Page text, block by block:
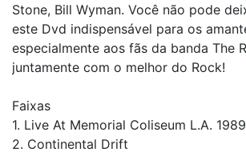
Stone, Bill Wyman. Você não pode
este Dvd indispensável para os
especialmente aos fãs da banda The
juntamente com o melhor do Rock!
Faixas
1. Live At Memorial Coliseum L.A. 1989
2. Continental Drift